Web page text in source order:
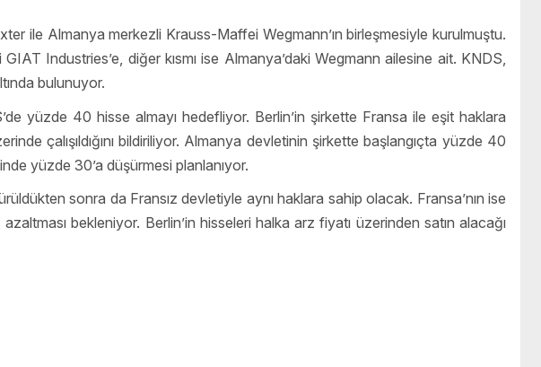
ile Almanya merkezli Krauss-Maffei Wegmann’ın birleşmesiyle kurulmuştu.
GIAT Industries’e, diğer kısmı ise Almanya’daki Wegmann ailesine ait. KNDS,
bulunuyor.
yüzde 40 hisse almayı hedefliyor. Berlin’in şirkette Fransa ile eşit haklara
çalışıldığını bildiriliyor. Almanya devletinin şirkette başlangıçta yüzde 40
yüzde 30’a düşürmesi planlanıyor.
sonra da Fransız devletiyle aynı haklara sahip olacak. Fransa’nın ise
bekleniyor. Berlin’in hisseleri halka arz fiyatı üzerinden satın alacağı